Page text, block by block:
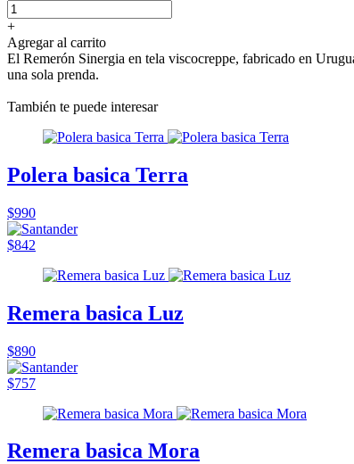
+
Agregar al carrito
El Remerón Sinergia en tela viscocreppe, fabricado en
una sola prenda.
También te puede interesar
Polera basica Terra
$990
$842
Remera basica Luz
$890
$757
Remera basica Mora